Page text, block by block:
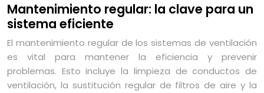
Mantenimiento regular: la clave para un
sistema eficiente
El mantenimiento regular de los sistemas de ventilación
es vital para mantener la eficiencia y prevenir
problemas. Esto incluye la limpieza de conductos de
ventilación, la sustitución regular de filtros de aire y la